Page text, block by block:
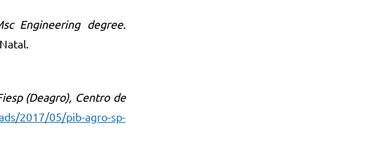
Engineering degree.
(Deagro), Centro de
2017/05/pib-agro-sp-